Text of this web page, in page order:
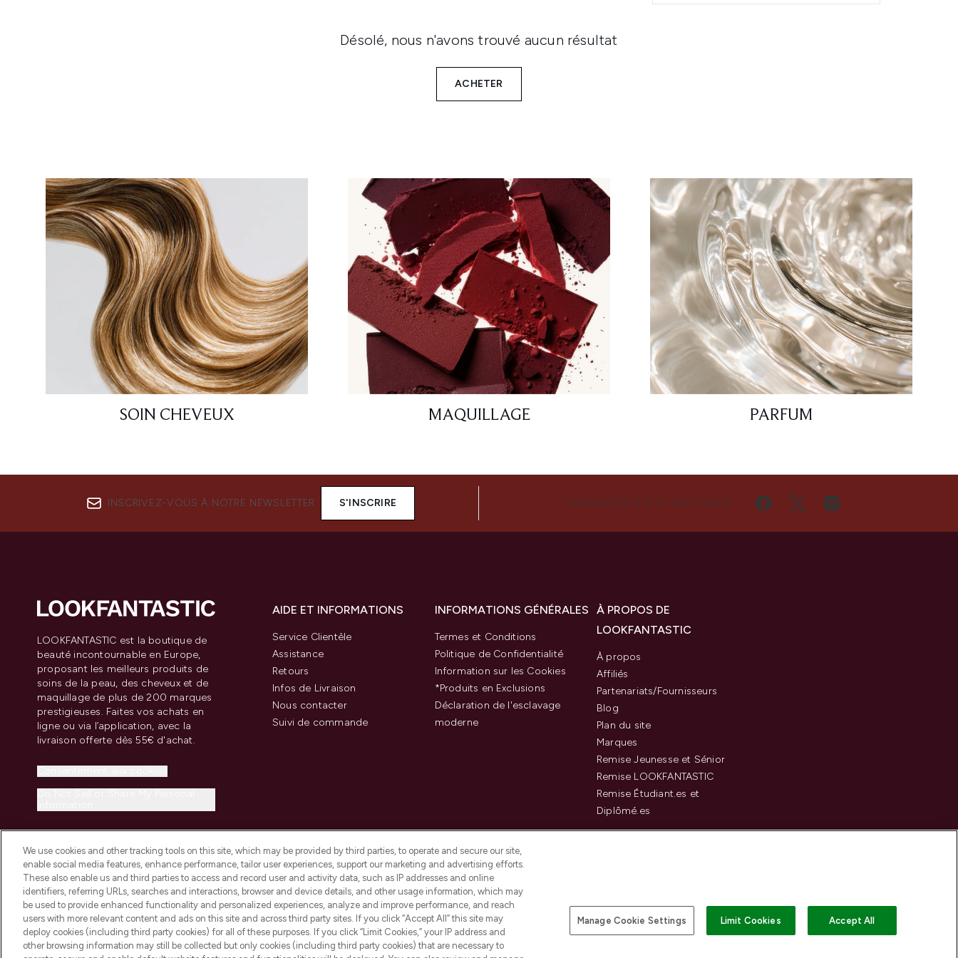
Désolé, nous n'avons trouvé aucun résultat
ACHETER
SOIN CHEVEUX MAQUILLAGE PARFUM
INSCRIVEZ-VOUS À NOTRE NEWSLETTER S'INSCRIRE CONNECTEZ-VOUS AVEC NOUS
LOOKFANTASTIC est la boutique de
beauté incontournable en Europe,
proposant les meilleurs produits de
soins de la peau, des cheveux et de
maquillage de plus de 200 marques
prestigieuses. Faites vos achats en
ligne ou via l’application, avec la
livraison offerte dès 55€ d'achat.
AIDE ET INFORMATIONS
Service Clientèle
Assistance
Retours
Infos de Livraison
Nous contacter
Suivi de commande
INFORMATIONS GÉNÉRALES
Termes et Conditions
Politique de Confidentialité
Information sur les Cookies
*Produits en Exclusions
Déclaration de l'esclavage
moderne
À PROPOS DE
LOOKFANTASTIC
À propos
Affiliés
Partenariats/Fournisseurs
Blog
Plan du site
Marques
Remise Jeunesse et Sénior
Remise LOOKFANTASTIC
Remise Étudiant.es et
Diplômé.es
2026 THG Beauty Europe GmbH Maximilianstrasse 54 80538 Munich Payer en toute sécurité avec
We use cookies and other tracking tools on this site, which may be provided by third parties, to operate and secure our site,
enable social media features, enhance performance, tailor user experiences, support our marketing and advertising efforts.
These also enable us and third parties to access and record user and activity data, such as IP addresses and online
identifiers, referring URLs, searches and interactions, browser and device details, and other usage information, which may
be used to provide enhanced functionality and personalized experiences, analyze and improve performance, and reach
users with more relevant content and ads on this site and across third party sites. If you click “Accept All” this site may
deploy cookies (including third party cookies) for all of these purposes. If you click “Limit Cookies,” your IP address and
other browsing information may still be collected but only cookies (including third party cookies) that are necessary to
Manage Cookie Settings Limit Cookies Accept All